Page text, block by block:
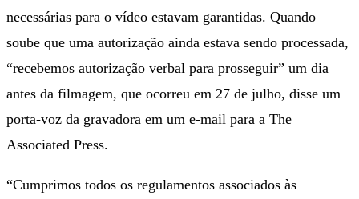
necessárias para o vídeo estavam garantidas. Quando
soube que uma autorização ainda estava sendo processada,
“recebemos autorização verbal para prosseguir” um dia
antes da filmagem, que ocorreu em 27 de julho, disse um
porta-voz da gravadora em um e-mail para a The
Associated Press.
“Cumprimos todos os regulamentos associados às